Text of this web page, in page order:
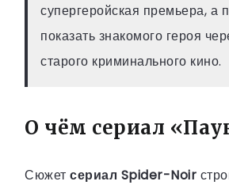
супергеройская премьера, а
показать знакомого героя
старого криминального кино.
О чём сериал
Сюжет сериал Spider-Noir